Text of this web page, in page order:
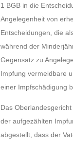
1 BGB in die
Angelegenheit von
Entscheidungen, die
während der
Gegensatz zu
Impfung vermeidbare
einer Impfschädigung
Das
der aufgezählten
abgestellt, dass der